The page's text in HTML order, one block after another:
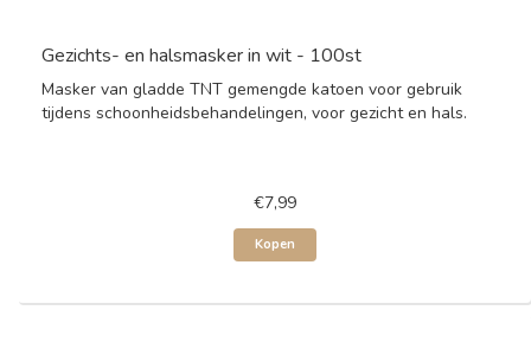
Gezichts- en halsmasker in wit - 100st
Masker van gladde TNT gemengde katoen voor gebruik
tijdens schoonheidsbehandelingen, voor gezicht en hals.
€7,99
Kopen